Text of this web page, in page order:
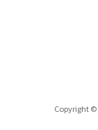
Copyright ©